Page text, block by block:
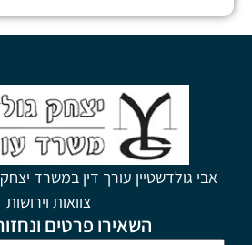
אבי גולדשטיין עורך דין במשרד יצחק
צוואות וירושות
השאירו פרטים